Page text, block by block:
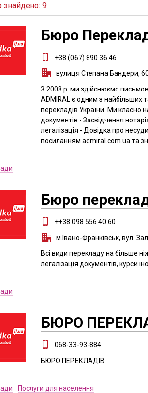
знайдено: 9
Бюро
+38 (067) 890 36 46
вулиця Степана Бандери,
З 2008 р. ми здійснюємо
ADMIRAL є одним з найбільших
перекладів України. Ми класно
документів - Засвідчення
легалізація - Довідка про
посиланням admiral.com.ua та
Бюро
++38 098 556 40 60
м.Івано-Франківськ, вул.
Всі види перекладу на більше
легалізація документів, курси
БЮРО
068-33-93-884
БЮРО ПЕРЕКЛАДІВ
Послуги для населення